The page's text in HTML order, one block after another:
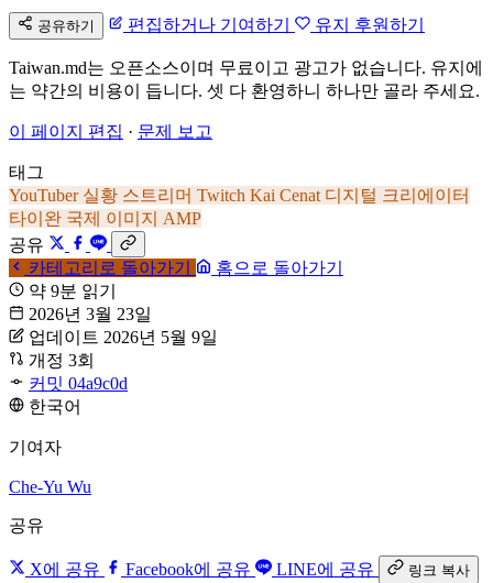
공유하기 편집하거나 기여하기 유지 후원하기
Taiwan.md는 오픈소스이며 무료이고 광고가 없습니다. 유지에
는 약간의 비용이 듭니다. 셋 다 환영하니 하나만 골라 주세요.
이 페이지 편집 · 문제 보고
태그
YouTuber 실황 스트리머 Twitch Kai Cenat 디지털 크리에이터
타이완 국제 이미지 AMP
공유
카테고리로 돌아가기
홈으로 돌아가기
약 9분 읽기
2026년 3월 23일
업데이트 2026년 5월 9일
개정 3회
커밋 04a9c0d
한국어
기여자
Che-Yu Wu
공유
X에 공유 Facebook에 공유 LINE에 공유 링크 복사